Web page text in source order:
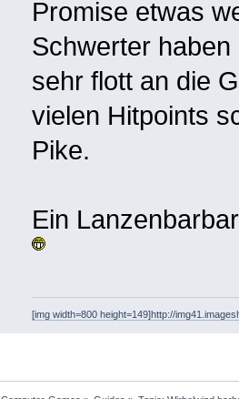
Promise etwas
Schwerter
sehr flott an die
vielen Hitpoints
Pike.
Ein
[img width=800 height=149]http://